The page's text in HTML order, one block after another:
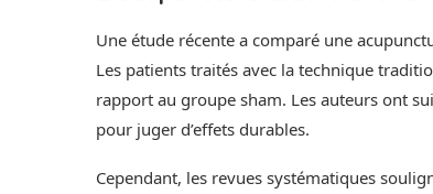
Une étude récente a comparé une
Les patients traités avec la technique
rapport au groupe sham. Les auteurs ont
pour juger d’effets durables.
Cependant, les revues systématiques